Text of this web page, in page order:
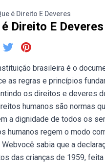
é Direito E Deveres
é Direito E Deveres
brasileira é o
as regras e princípios
os direitos e deveres
humanos são normas
a dignidade de todos os
humanos regem o modo
Webvocê sabia que a
das crianças de 1959,